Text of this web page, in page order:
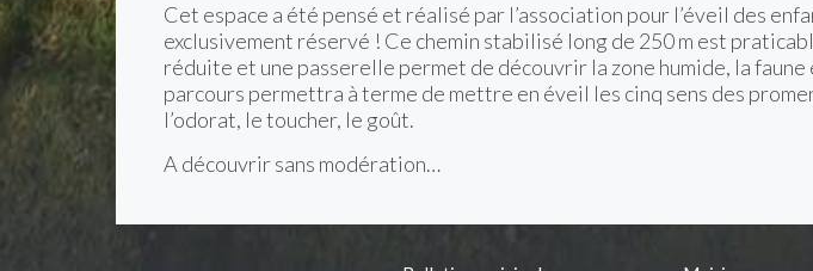
Cet espace a été pensé et réalisé par l’association pour l’éveil des
exclusivement réservé ! Ce chemin stabilisé long de 250 m est
réduite et une passerelle permet de découvrir la zone humide, la
parcours permettra à terme de mettre en éveil les cinq sens des
l’odorat, le toucher, le goût.
A découvrir sans modération…